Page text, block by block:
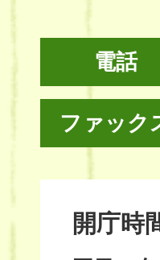
電話
ファック
開庁時